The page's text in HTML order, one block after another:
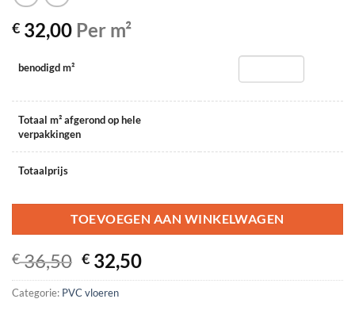
€ 32,00 Per m²
benodigd m²
Totaal m² afgerond op hele
verpakkingen
Totaalprijs
TOEVOEGEN AAN WINKELWAGEN
€36,50 Oorspronkelijke
prijs
was:
€ 32,50Huidige
prijs
Categorie: PVC vloeren